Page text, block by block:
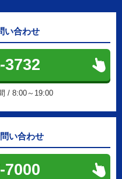
い合わせ
3732
/ 8:00～19:00
い合わせ
7000